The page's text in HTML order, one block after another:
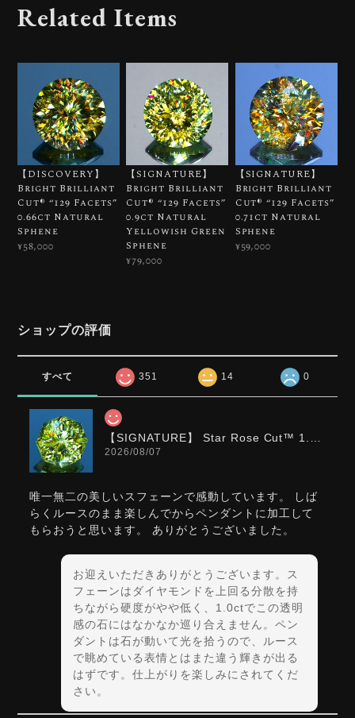
Related Items
【DISCOVERY】
Bright Brilliant
Cut®︎ “129 Facets”
0.66ct Natural
Sphene
¥58,000
【SIGNATURE】
Bright Brilliant
Cut®︎ “129 Facets”
0.9ct Natural
Yellowish Green
Sphene
¥79,000
【SIGNATURE】
Bright Brilliant
Cut®︎ “129 Facets”
0.71ct Natural
Sphene
¥59,000
ショップの評価
すべて 351 14 0
【SIGNATURE】 Star Rose Cut™️ 1.0ct Natural Green Sphene
2026/08/07
唯一無二の美しいスフェーンで感動しています。 しば
らくルースのまま楽しんでからペンダントに加工して
もらおうと思います。 ありがとうございました。
お迎えいただきありがとうございます。ス
フェーンはダイヤモンドを上回る分散を持
ちながら硬度がやや低く、1.0ctでこの透明
感の石にはなかなか巡り合えません。ペン
ダントは石が動いて光を拾うので、ルース
で眺めている表情とはまた違う輝きが出る
はずです。仕上がりを楽しみにされてくだ
さい。